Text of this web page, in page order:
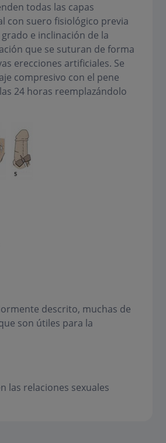
todas las capas
con suero fisiológico previa
e inclinación de la
que se suturan de forma
erecciones artificiales. Se
compresivo con el pene
24 horas reemplazándolo
descrito, muchas de
son útiles para la
las relaciones sexuales